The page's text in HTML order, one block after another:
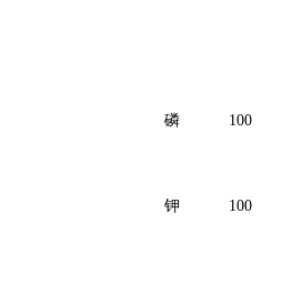
磷 100
钾 100